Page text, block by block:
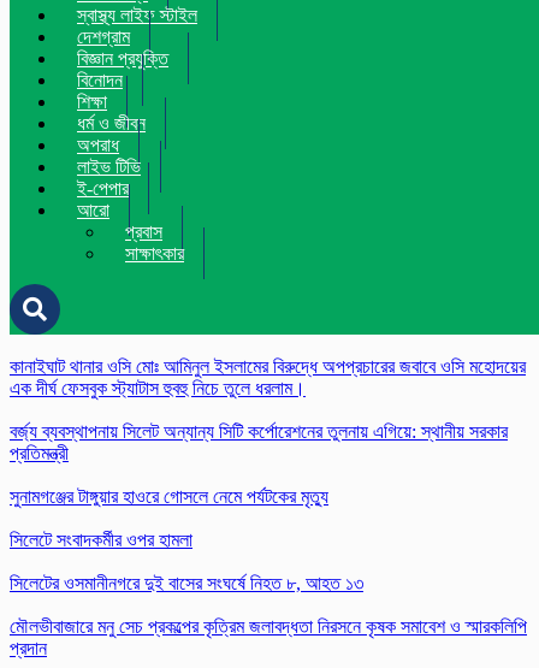
স্বাস্থ্য লাইফ স্টাইল
দেশগ্রাম
বিজ্ঞান প্রযুক্তি
বিনোদন
শিক্ষা
ধর্ম ও জীবন
অপরাধ
লাইভ টিভি
ই-পেপার
আরো
প্রবাস
সাক্ষাৎকার
কানাইঘাট থানার ওসি মোঃ আমিনুল ইসলামের বিরুদ্ধে অপপ্রচারের জবাবে ওসি মহোদয়ের
এক দীর্ঘ ফেসবুক স্ট্যাটাস হুবহু নিচে তুলে ধরলাম।
বর্জ্য ব্যবস্থাপনায় সিলেট অন্যান্য সিটি কর্পোরেশনের তুলনায় এগিয়ে: স্থানীয় সরকার
প্রতিমন্ত্রী
সুনামগঞ্জের টাঙ্গুয়ার হাওরে গোসলে নেমে পর্যটকের মৃত্যু
সিলেটে সংবাদকর্মীর ওপর হামলা
সিলেটের ওসমানীনগরে দুই বাসের সংঘর্ষে নিহত ৮, আহত ১৩
মৌলভীবাজারে মনু সেচ প্রকল্পের কৃত্রিম জলাবদ্ধতা নিরসনে কৃষক সমাবেশ ও স্মারকলিপি
প্রদান